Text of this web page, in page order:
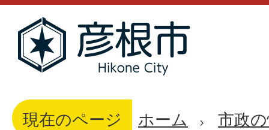
現在のページ ホーム 市政